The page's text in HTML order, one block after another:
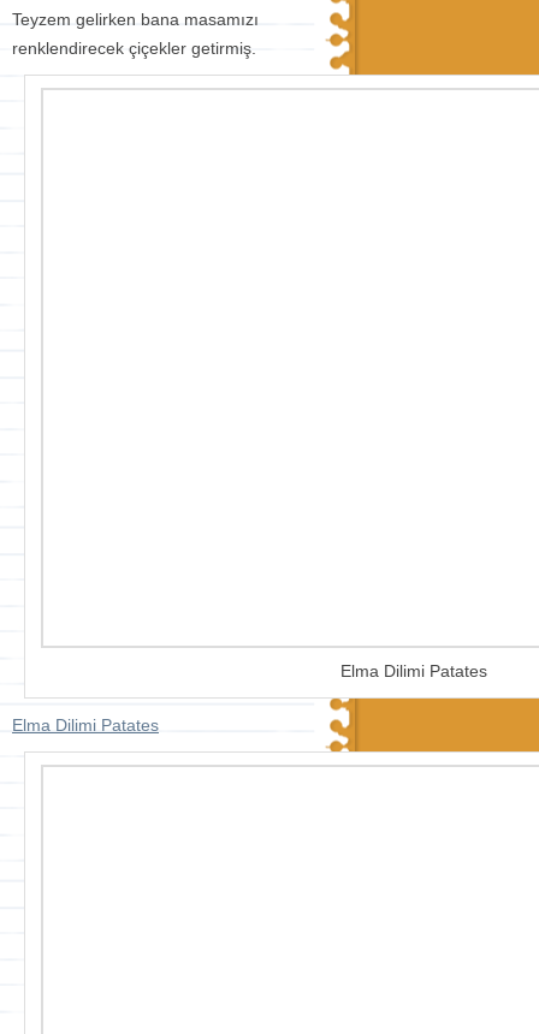
Teyzem gelirken bana masamızı
renklendirecek çiçekler getirmiş.
Elma Dilimi Patates
Elma Dilimi Patates